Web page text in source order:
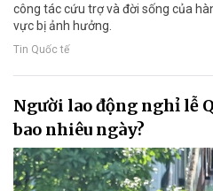
công tác cứu trợ và đời sống của
vực bị ảnh hưởng.
Tin Quốc tế
Người lao động nghỉ lễ
bao nhiêu ngày?